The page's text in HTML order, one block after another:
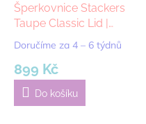
Šperkovnice Stackers
Taupe Classic Lid |
šedobéžová
Průměrné
produktu
5,0
Doručíme za 4 – 6 týdnů
899 Kč
Do košíku